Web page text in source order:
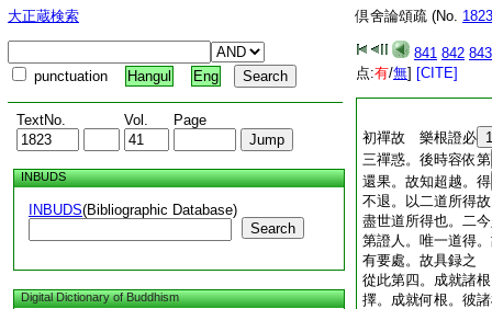
大正蔵検索
punctuation Hangul Eng
TextNo. Vol. Page
INBUDS
INBUDS(Bibliographic Database)
Search
Digital Dictionary of Buddhism
倶舍論頌疏 (No.
841 842 843
点:有/無] [CITE]
初禪故 樂根證必 1
三禪惑。後時容依第
還果。故知超越。得
不退。以二道所得
盡世道所得也。二
第證人。唯一道得
有要處。故具録之
從此第四。成就諸
擇。成就何根。彼